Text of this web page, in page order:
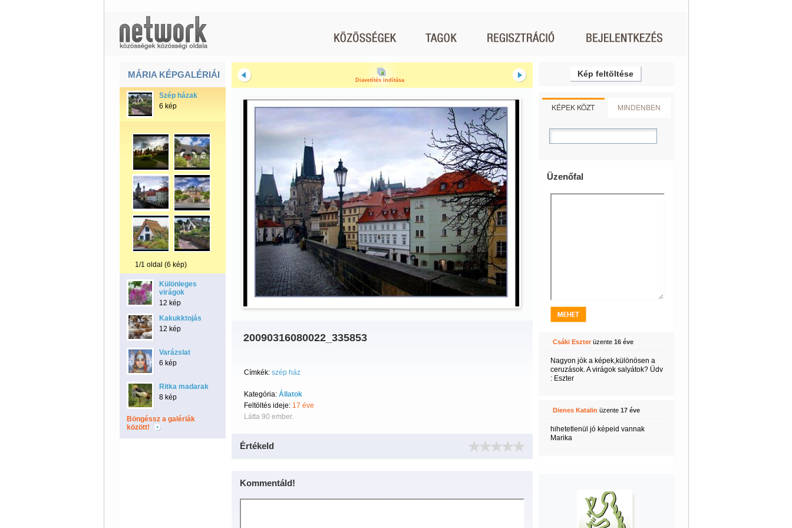
MÁRIA KÉPGALÉRIÁI
Szép házak
6 kép
1/1 oldal (6 kép)
Különleges
virágok
12 kép
Kakukktojás
12 kép
Varázslat
6 kép
Ritka madarak
8 kép
Böngéssz a galériák
között!
Diavetítés indítása
20090316080022_335853
Címkék: szép ház
Kategória: Állatok
Feltöltés ideje: 17 éve
Látta 90 ember.
Értékeld
Kommentáld!
Kép feltöltése
KÉPEK KÖZT MINDENBEN
Üzenőfal
Csáki Eszterüzente 16 éve
Nagyon jók a képek,különösen a
ceruzások. A virágok salyátok? Üdv
: Eszter
Dienes Katalin üzente 17 éve
hihetetlenül jó képeid vannak
Marika